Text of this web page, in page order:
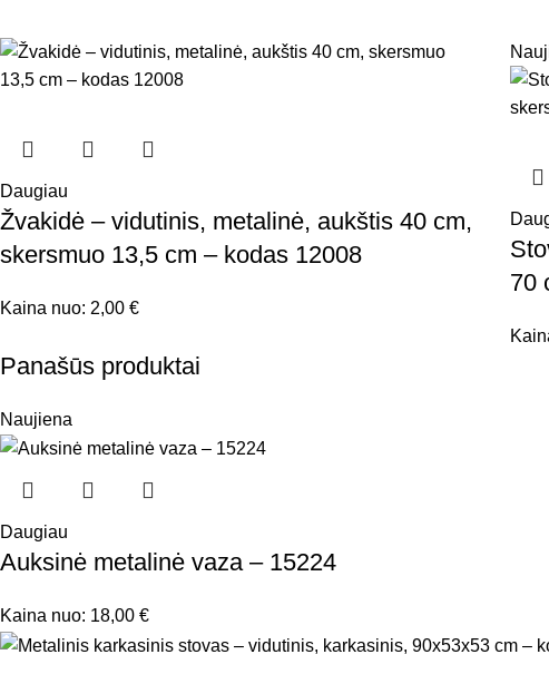
Daugiau
Žvakidė – vidutinis, metalinė, aukštis 40 cm,
skersmuo 13,5 cm – kodas 12008
Kaina nuo: 2,00 €
70
Panašūs produktai
Naujiena
Daugiau
Auksinė metalinė vaza – 15224
Kaina nuo: 18,00 €